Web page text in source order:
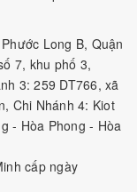
mãi
ĐĂNG KÝ